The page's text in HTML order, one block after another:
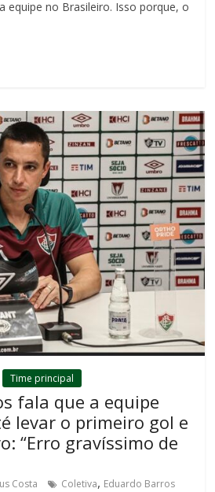
equipe no Brasileiro. Isso porque, o
Time principal
fala que a equipe
levar o primeiro gol e
“Erro gravíssimo de
Costa Coletiva, Eduardo Barros